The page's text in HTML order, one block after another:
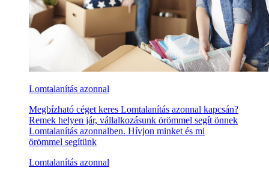
Lomtalanítás azonnal
Megbízható céget keres Lomtalanítás azonnal kapcsán?
Remek helyen jár, vállalkozásunk örömmel segít önnek
Lomtalanítás azonnalben. Hívjon minket és mi
örömmel segítünk
Lomtalanítás azonnal